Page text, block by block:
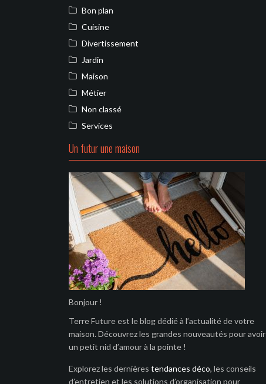
Bon plan
Cuisine
Divertissement
Jardin
Maison
Métier
Non classé
Services
Un futur une maison
Bonjour !
Terre Future est le blog dédié à l’actualité de votre
maison. Découvrez les grandes nouveautés pour avoir
un petit nid d’amour à la pointe !
Explorez les dernières tendances déco, les conseils
d’entretien et les solutions d’organisation pour